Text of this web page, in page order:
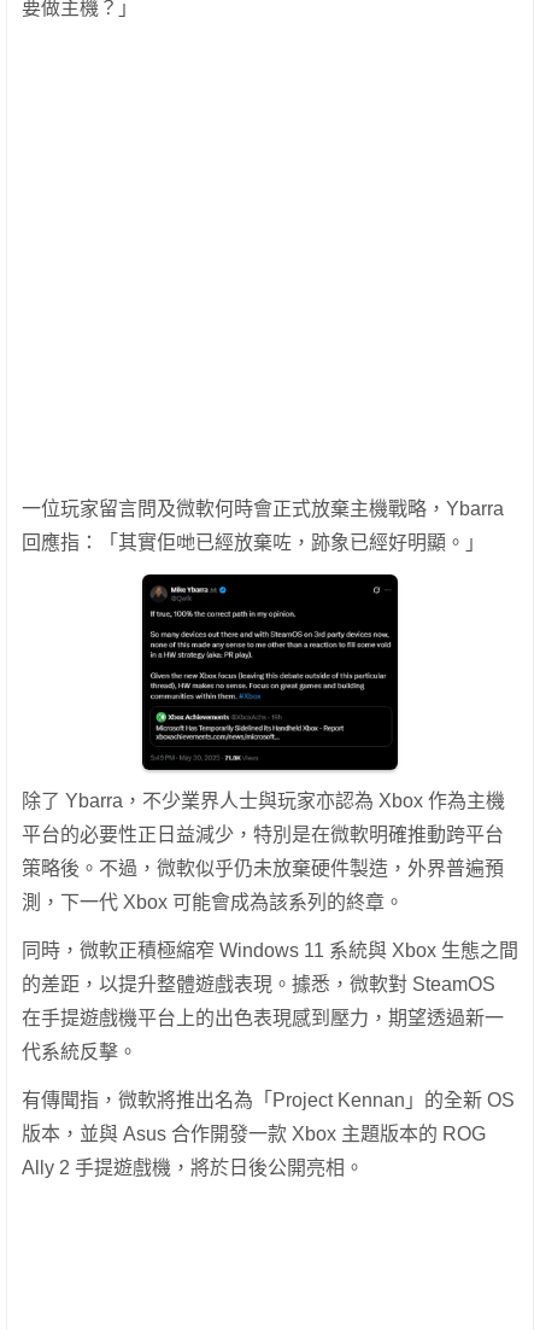
要做主機？」
一位玩家留言問及微軟何時會正式放棄主機戰略，Ybarra
回應指：「其實佢哋已經放棄咗，跡象已經好明顯。」
除了 Ybarra，不少業界人士與玩家亦認為 Xbox 作為主機
平台的必要性正日益減少，特別是在微軟明確推動跨平台
策略後。不過，微軟似乎仍未放棄硬件製造，外界普遍預
測，下一代 Xbox 可能會成為該系列的終章。
同時，微軟正積極縮窄 Windows 11 系統與 Xbox 生態之間
的差距，以提升整體遊戲表現。據悉，微軟對 SteamOS
在手提遊戲機平台上的出色表現感到壓力，期望透過新一
代系統反擊。
有傳聞指，微軟將推出名為「Project Kennan」的全新 OS
版本，並與 Asus 合作開發一款 Xbox 主題版本的 ROG
Ally 2 手提遊戲機，將於日後公開亮相。